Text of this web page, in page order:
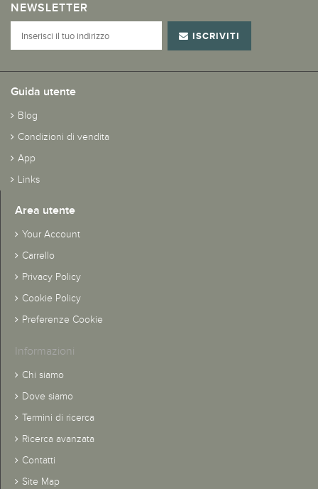
NEWSLETTER
ISCRIVITI
Guida utente
Blog
Condizioni di vendita
App
Links
Area utente
Your Account
Carrello
Privacy Policy
Cookie Policy
Preferenze Cookie
Informazioni
Chi siamo
Dove siamo
Termini di ricerca
Ricerca avanzata
Contatti
Site Map